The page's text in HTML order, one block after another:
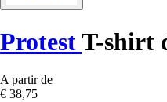
ProtestT-shirt
A partir de
€ 38,75